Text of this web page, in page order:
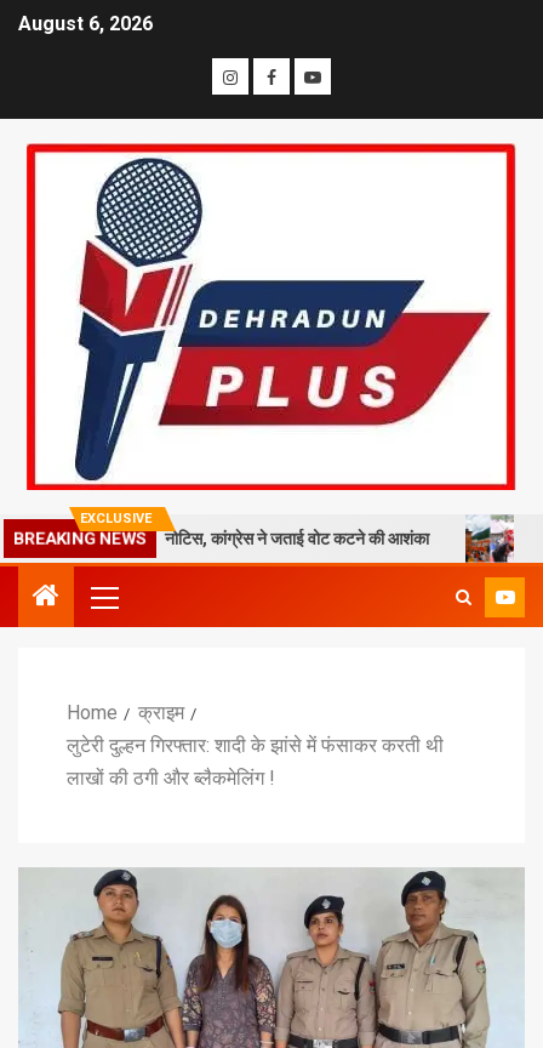
August 6, 2026
EXCLUSIVE
BREAKING NEWS
मतदाताओं को नोटिस, कांग्रेस ने जताई वोट कटने की आशंका धराली
Home
क्राइम
लुटेरी दुल्हन गिरफ्तार: शादी के झांसे में फंसाकर करती थी
लाखों की ठगी और ब्लैकमेलिंग !